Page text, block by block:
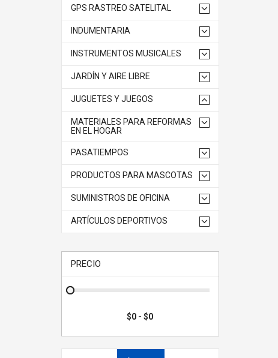
GPS RASTREO SATELITAL
INDUMENTARIA
INSTRUMENTOS MUSICALES
JARDÍN Y AIRE LIBRE
JUGUETES Y JUEGOS
MATERIALES PARA REFORMAS
EN EL HOGAR
PASATIEMPOS
PRODUCTOS PARA MASCOTAS
SUMINISTROS DE OFICINA
ARTÍCULOS DEPORTIVOS
PRECIO